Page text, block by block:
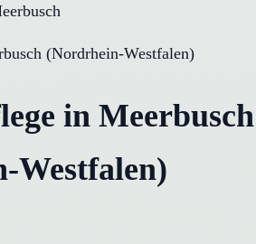
(Nordrhein-Westfalen)
in Meerbusch
Westfalen)